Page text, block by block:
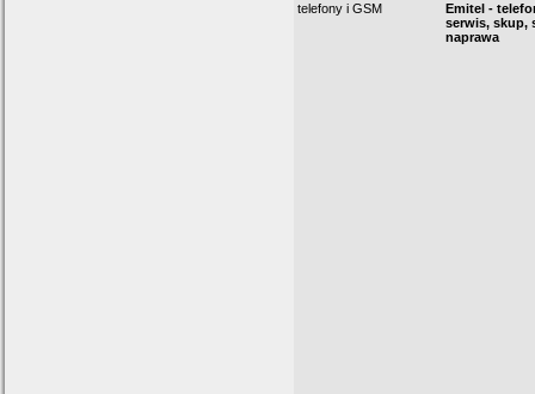
telefony i GSM
Emitel -
serwis, skup,
naprawa